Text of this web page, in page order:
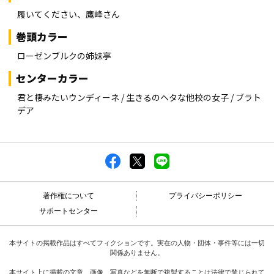
履いてください、鷹峰さん
巻頭カラー
ローゼンブルクの姉妹亭
センターカラー
君と棲みたいウンディーネ / 生きるのヘタな他校の女子 / ブラト
デア
著作権について
プライバシーポリシー
サポートセンター
本サイトの掲載作品はすべてフィクションです。実在の人物・団体・事件等には一切
関係ありません。
本サイト上に掲載の文章、画像、写真などを無断で複製することは法律で禁じられて